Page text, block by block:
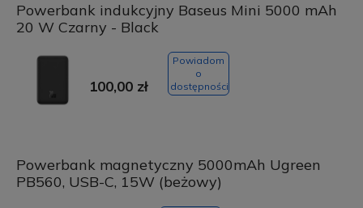
Powerbank indukcyjny Baseus Mini 5000 mAh
20 W Czarny - Black
100,00 zł
Powiadom
o
dostępności
Powerbank magnetyczny 5000mAh Ugreen
PB560, USB-C, 15W (beżowy)